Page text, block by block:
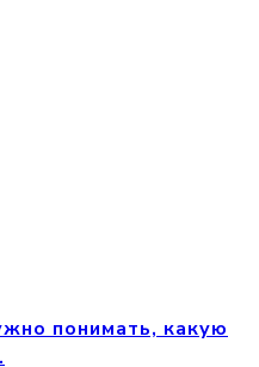
понимать, какую